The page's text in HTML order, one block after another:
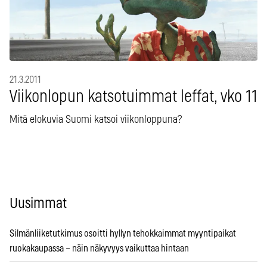
21.3.2011
Viikonlopun katsotuimmat leffat, vko 11
Mitä elokuvia Suomi katsoi viikonloppuna?
Uusimmat
Silmänliiketutkimus osoitti hyllyn tehokkaimmat myyntipaikat
ruokakaupassa – näin näkyvyys vaikuttaa hintaan